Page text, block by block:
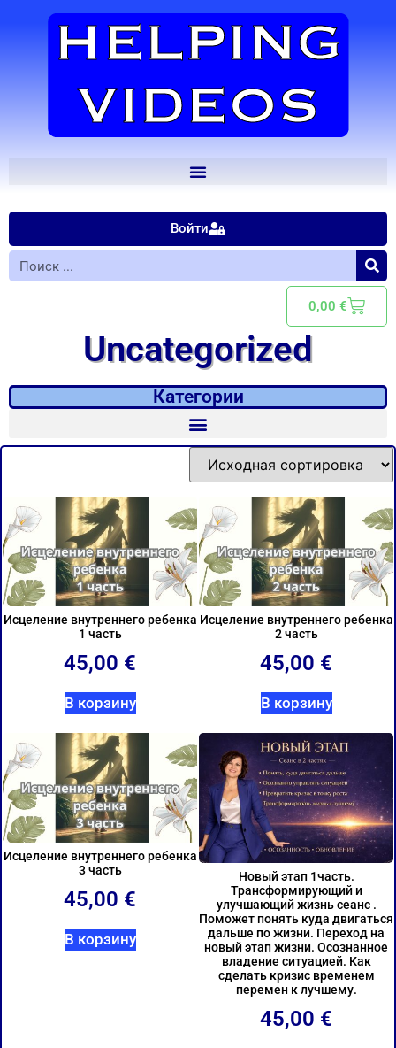
Войти
0,00 €
Uncategorized
Категории
Исцеление внутреннего ребенка
1 часть
45,00 €
В корзину
Исцеление внутреннего ребенка
2 часть
45,00 €
В корзину
Исцеление внутреннего ребенка
3 часть
45,00 €
В корзину
Новый этап 1часть.
Трансформирующий и
улучшающий жизнь сеанс .
Поможет понять куда двигаться
дальше по жизни. Переход на
новый этап жизни. Осознанное
владение ситуацией. Как
сделать кризис временем
перемен к лучшему.
45,00 €